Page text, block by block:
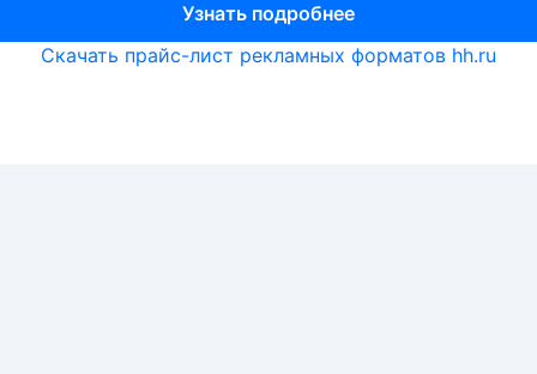
Узнать подробнее
Узнать подробнее
Скачать прайс-лист рекламных форматов hh.ru